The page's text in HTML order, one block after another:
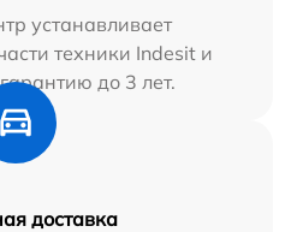
устанавливает
техники Indesit и
до 3 лет.
доставка